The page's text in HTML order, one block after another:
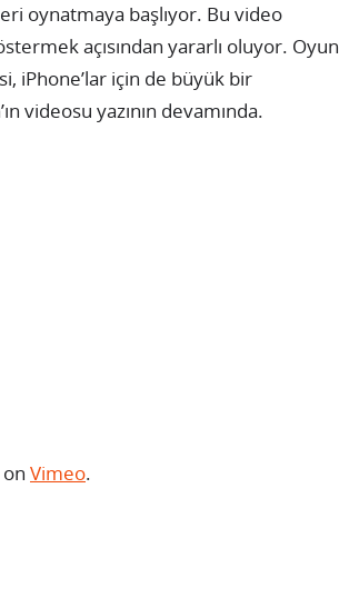
oynatmaya başlıyor. Bu video
açısından yararlı oluyor. Oyun
iPhone’lar için de büyük bir
videosu yazının devamında.
on Vimeo.